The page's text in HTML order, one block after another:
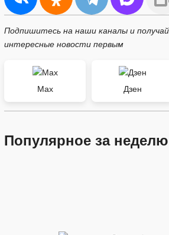
Подпишитесь на наши каналы и
интересные новости первым
Max Дзен
Популярное за неделю